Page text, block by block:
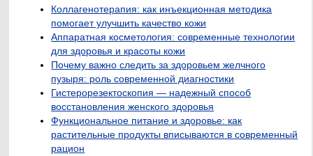
Коллагенотерапия: как инъекционная методика
помогает улучшить качество кожи
Аппаратная косметология: современные технологии
для здоровья и красоты кожи
Почему важно следить за здоровьем желчного
пузыря: роль современной диагностики
Гистерорезектоскопия — надежный способ
восстановления женского здоровья
Функциональное питание и здоровье: как
растительные продукты вписываются в современный
рацион